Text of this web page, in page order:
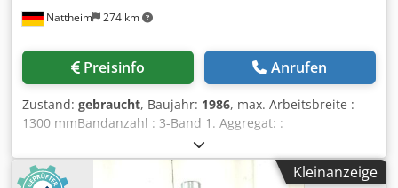
Nattheim 274 km
Preisinfo Anrufen
Zustand: gebraucht, Baujahr: 1986, max. Arbeitsbreite :
1300 mmBandanzahl : 3-Band 1. Aggregat: :
Schuhaggregat Durchmesser 1. Walze : 100 Ausführung 1.
Aggregat : Stahlwalze /Schuh 2. Aggregat: : Walze/Schuh
Durchmesser 2. Walze : 100 Ausführung 2. Aggregat :Kleinanzeige